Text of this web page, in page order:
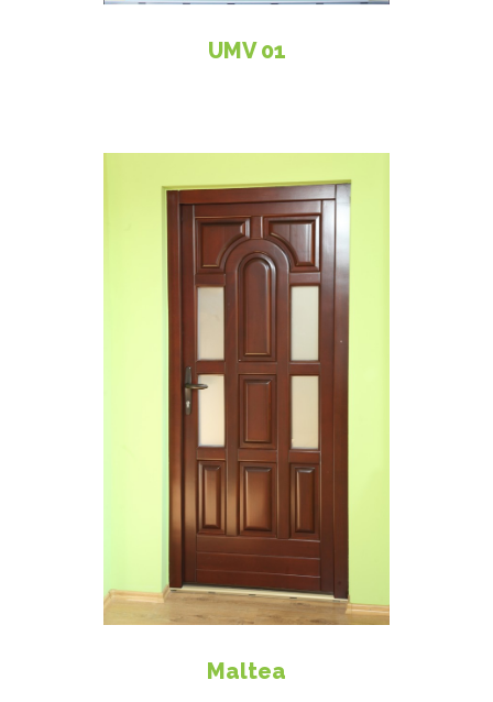
UMV 01
Maltea